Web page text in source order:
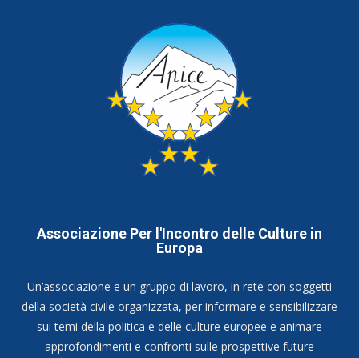
Associazione Per l'Incontro delle Culture in
Europa
Un’associazione e un gruppo di lavoro, in rete con soggetti
della società civile organizzata, per informare e sensibilizzare
sui temi della politica e delle culture europee e animare
approfondimenti e confronti sulle prospettive future